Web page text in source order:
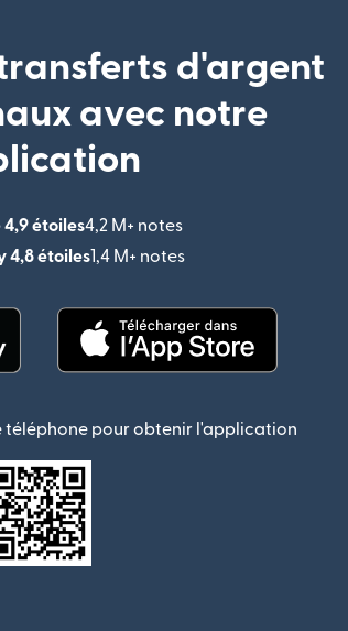
d'argent
avec notre
étoiles4,2 M+ notes
(s'ouvre dans une
4,8 étoiles1,4 M+ notes
téléphone pour obtenir l'application